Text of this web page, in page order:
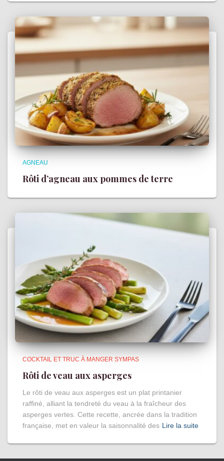
AGNEAU
Rôti d’agneau aux pommes de terre
COCKTAIL ET TRUC À MANGER SYMPAS
Rôti de veau aux asperges
Le rôti de veau aux asperges est un plat printanier
raffiné, alliant la tendreté du veau à la fraîcheur des
asperges vertes. Cette recette, ancrée dans la tradition
française, met en valeur la saisonnalité des Lire la suite